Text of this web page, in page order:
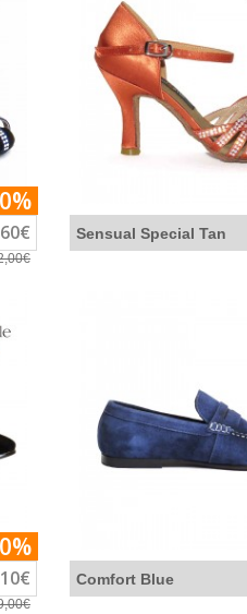
Sensual Special Tan
Comfort Blue